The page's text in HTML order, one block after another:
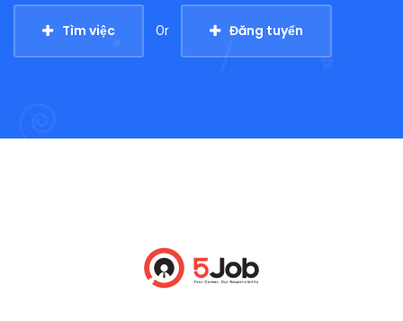
Tìm việc Or Đăng tuyển